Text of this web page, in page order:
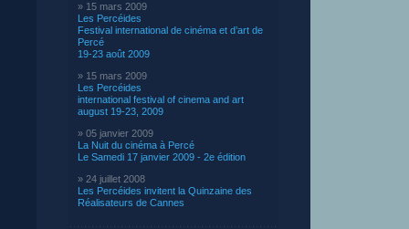
» 15 mars 2009
Les Percéides
Festival international de cinéma et d’art de
Percé
19-23 août 2009
» 15 mars 2009
Les Percéides
international festival of cinema and art
august 19-23, 2009
» 05 janvier 2009
La Nuit du cinéma à Percé
Le Samedi 17 janvier 2009 - 2e édition
» 24 juillet 2008
Les Percéides invitent la Quinzaine des
Réalisateurs de Cannes